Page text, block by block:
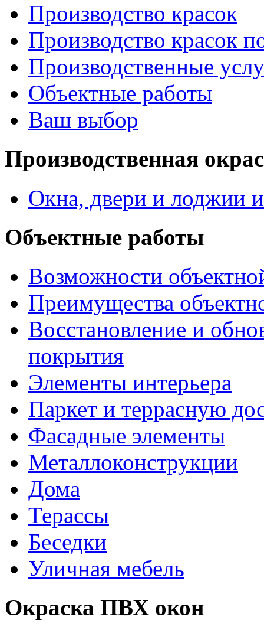
Производство красок
Производство красок
Производственные
Объектные работы
Ваш выбор
Производственная
Окна, двери и лоджии
Объектные работы
Возможности
Преимущества
Восстановление и
покрытия
Элементы интерьера
Паркет и террасную
Фасадные элементы
Металлоконструкции
Дома
Терассы
Беседки
Уличная мебель
Окраска ПВХ окон